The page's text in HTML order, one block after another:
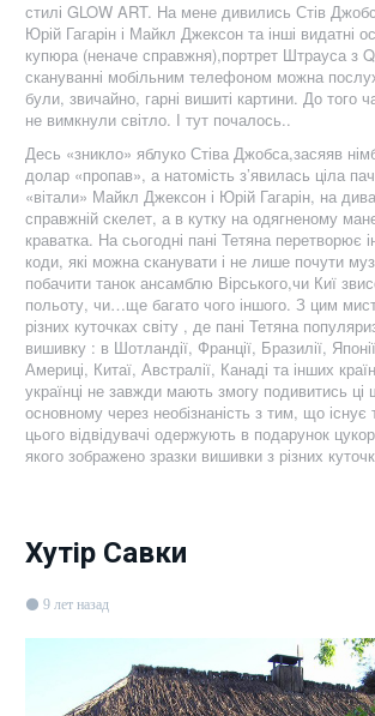
стилі GLOW ART. На мене дивились Стів
Юрій Гагарін і Майкл Джексон та інші видатні
купюра (неначе справжня),портрет Штрауса з
скануванні мобільним телефоном можна
були, звичайно, гарні вишиті картини. До того
не вимкнули світло. І тут почалось..
Десь «зникло» яблуко Стіва Джобса,засяяв
долар «пропав», а натомість з’явилась ціла
«вітали» Майкл Джексон і Юрій Гагарін, на
справжній скелет, а в кутку на одягненому
краватка. На сьогодні пані Тетяна перетворює
коди, які можна сканувати і не лише почути
побачити танок ансамблю Вірського,чи Киї
польоту, чи…ще багато чого іншого. З цим
різних куточках світу , де пані Тетяна
вишивку : в Шотландії, Франції, Бразилії,
Америці, Китаї, Австралії, Канаді та інших
українці не завжди мають змогу подивитись ці
основному через необізнаність з тим, що
цього відвідувачі одержують в подарунок
якого зображено зразки вишивки з різних
Хутір Савки
9 лет назад